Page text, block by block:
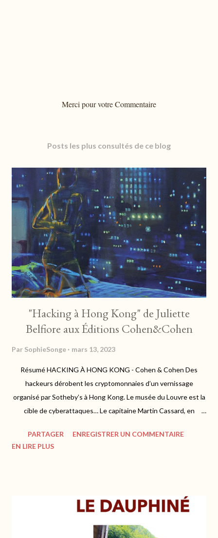
s
t
r
e
c
o
m
m
e
n
e
Merci pour votre Commentaire
Posts les plus consultés de ce blog
"Hacking à Hong Kong" de Juliette
Belfiore aux Éditions Cohen&Cohen
Par SophieSonge mars 13, 2023
Résumé HACKING À HONG KONG - Cohen & Cohen Des
hackeurs dérobent les cryptomonnaies d’un vernissage
organisé par Sotheby’s à Hong Kong. Le musée du Louvre est la
cible de cyberattaques… Le capitaine Martin Cassard, en
débute par la rencontre d’une énigmatique femme blonde dans
l’avion Paris-Hong Kong… https://www.cohen-cohen.fr Juliette
et de la cryptologie, il ignore encore où tout cela va le mener. Et
mêlent, l'enquête promet d'être mouvementée... L'auteure nous
PARTAGER
ENREGISTRER UN COMMENTAIRE
EN LIRE PLUS